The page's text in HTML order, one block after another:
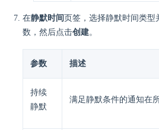
在静默时间页签，选择静默时间类型
数，然后点击创建。
参数 描述
持续
静默
满足静默条件的通知在